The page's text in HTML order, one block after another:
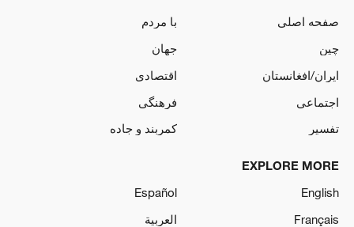
صفحه اصلی
با مردم
چین
جهان
ایران/افغانستان
اقتصادی
اجتماعی
فرهنگی
تفسیر
کمربند و جاده
EXPLORE MORE
English
Español
Français
العربية